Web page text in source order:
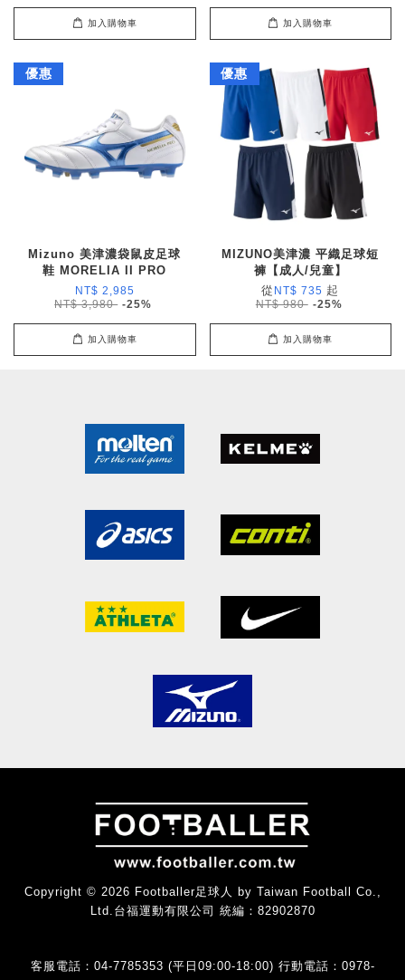
加入購物車 加入購物車
優惠
Mizuno 美津濃袋鼠皮足球
鞋 MORELIA II PRO
NT$ 2,985
NT$ 3,980 -25%
加入購物車
優惠
MIZUNO美津濃 平織足球短
褲【成人/兒童】
從 NT$ 735 起
NT$ 980 -25%
加入購物車
Copyright © 2026 Footballer足球人 by Taiwan Football Co.,
Ltd.台福運動有限公司 統編：82902870
客服電話：04-7785353 (平日09:00-18:00) 行動電話：0978-